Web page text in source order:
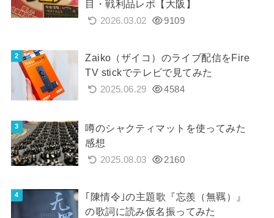
目・戦利品レポ【大阪】
2026.03.02 9109
Zaiko（ザイコ）のライブ配信をFire
TV stickでテレビで見てみた
2025.06.29 4584
噂のシャクティマットを使ってみた
感想
2025.08.03 2160
｢陳情令｣の主題歌『忘羨（無羈）』
の歌詞に読み仮名振ってみた